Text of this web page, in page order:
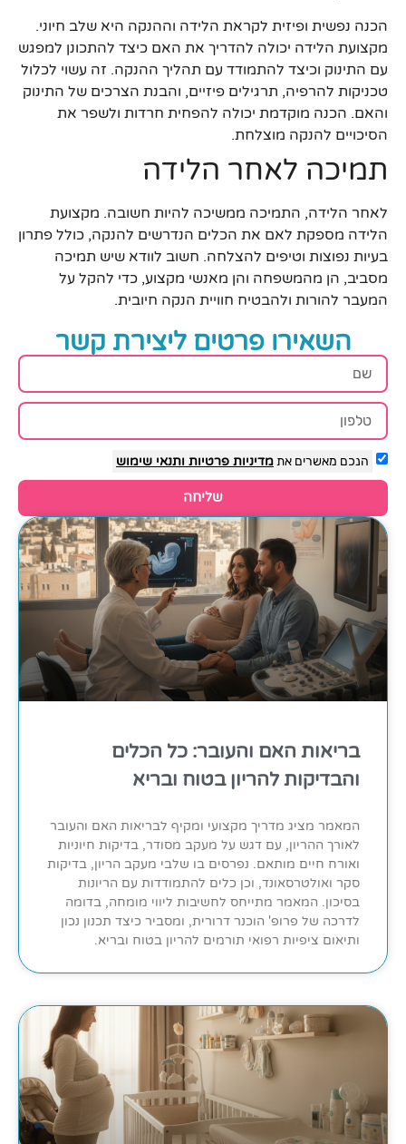
הכנה נפשית ופיזית לקראת הלידה וההנקה היא שלב חיוני.
מקצועת הלידה יכולה להדריך את האם כיצד להתכונן למפגש
עם התינוק וכיצד להתמודד עם תהליך ההנקה. זה עשוי לכלול
טכניקות להרפיה, תרגילים פיזיים, והבנת הצרכים של התינוק
והאם. הכנה מוקדמת יכולה להפחית חרדות ולשפר את
הסיכויים להנקה מוצלחת.
תמיכה לאחר הלידה
לאחר הלידה, התמיכה ממשיכה להיות חשובה. מקצועת
הלידה מספקת לאם את הכלים הנדרשים להנקה, כולל פתרון
בעיות נפוצות וטיפים להצלחה. חשוב לוודא שיש תמיכה
מסביב, הן מהמשפחה והן מאנשי מקצוע, כדי להקל על
המעבר להורות ולהבטיח חוויית הנקה חיובית.
השאירו פרטים ליצירת קשר
הנכם מאשרים אתמדיניות פרטיות ותנאי שימוש
שליחה
בריאות האם והעובר: כל הכלים
והבדיקות להריון בטוח ובריא
המאמר מציג מדריך מקצועי ומקיף לבריאות האם והעובר
לאורך ההריון, עם דגש על מעקב מסודר, בדיקות חיוניות
ואורח חיים מותאם. נפרסים בו שלבי מעקב הריון, בדיקות
סקר ואולטרסאונד, וכן כלים להתמודדות עם הריונות
בסיכון. המאמר מתייחס לחשיבות ליווי מומחה, בדומה
לדרכה של פרופ' הוכנר דרורית, ומסביר כיצד תכנון נכון
ותיאום ציפיות רפואי תורמים להריון בטוח ובריא.